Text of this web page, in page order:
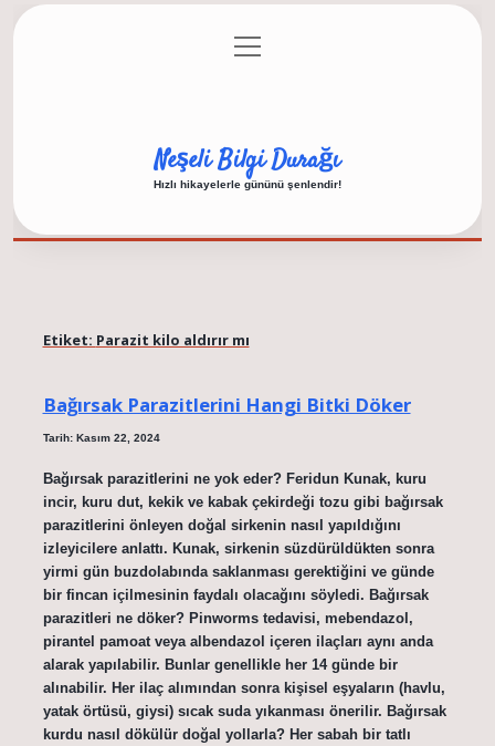
Gizlilik Politikası
menüyü
aç
Neşeli Bilgi Durağı
Hızlı hikayelerle gününü şenlendir!
Etiket: Parazit kilo aldırır mı
Bağırsak Parazitlerini Hangi Bitki Döker
Tarih: Kasım 22, 2024
Bağırsak parazitlerini ne yok eder? Feridun Kunak, kuru
incir, kuru dut, kekik ve kabak çekirdeği tozu gibi bağırsak
parazitlerini önleyen doğal sirkenin nasıl yapıldığını
izleyicilere anlattı. Kunak, sirkenin süzdürüldükten sonra
yirmi gün buzdolabında saklanması gerektiğini ve günde
bir fincan içilmesinin faydalı olacağını söyledi. Bağırsak
parazitleri ne döker? Pinworms tedavisi, mebendazol,
pirantel pamoat veya albendazol içeren ilaçları aynı anda
alarak yapılabilir. Bunlar genellikle her 14 günde bir
alınabilir. Her ilaç alımından sonra kişisel eşyaların (havlu,
yatak örtüsü, giysi) sıcak suda yıkanması önerilir. Bağırsak
kurdu nasıl dökülür doğal yollarla? Her sabah bir tatlı